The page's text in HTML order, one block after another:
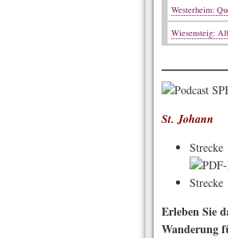
Westerheim:
Wiesensteig:
St. Johann
Strecke
Erleben Sie
Wanderung